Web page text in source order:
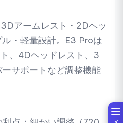
アームレスト・2Dヘッ
ル・軽量設計。E3 Proは
、4Dヘッドレスト、3
サポートなど調整機能